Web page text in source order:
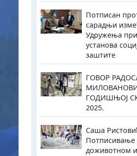
Потписан
сарадњи
Удружења
установа
заштите
ГОВОР
ГОДИШЊОЈ
2025.
Саша
Потписивање
доживотном